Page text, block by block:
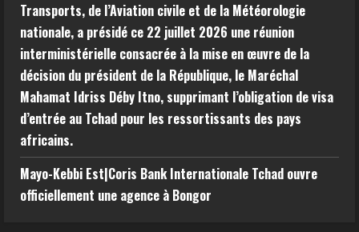
Transports, de l’Aviation civile et de la Météorologie
nationale, a présidé ce 22 juillet 2026 une réunion
interministérielle consacrée à la mise en œuvre de la
décision du président de la République, le Maréchal
Mahamat Idriss Déby Itno, supprimant l’obligation de visa
d’entrée au Tchad pour les ressortissants des pays
africains.
Mayo-Kebbi Est|Coris Bank Internationale Tchad ouvre
officiellement une agence à Bongor